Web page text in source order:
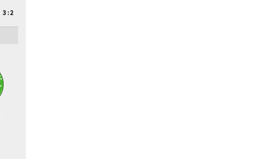
3:2